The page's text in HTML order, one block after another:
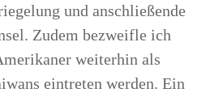
und anschließende
Zudem bezweifle ich
weiterhin als
eintreten werden. Ein